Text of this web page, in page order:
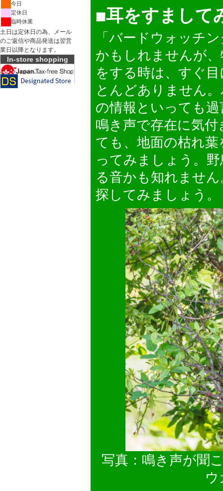
今日
定休日
臨時休業
土日は定休日の為、メール
のご返信や商品発送は翌営
業日以降となります。
In-store shopping
◼︎耳をすまして
「バードウォッチ
かもしれませんが
をする時は、すぐ
とんどありません
の情報といっても
鳴き声で存在に気
ても、地面の枯れ
ってみましょう。
る音かも知れませ
探してみましょう。
写真：鳴き声が聞